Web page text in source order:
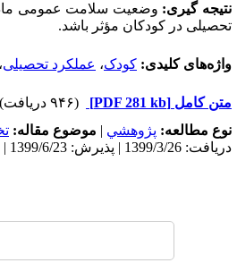
نتیجه­ گیری: وضعیت سلامت عمومی
تحصیلی در کودکان مؤثر باشد.
واژه‌های کلیدی: کودک، عملکرد تحصیلی
متن کامل [PDF 281 kb]
(۹۴۶ دریافت)
نوع مطالعه: پژوهشي | موضوع مقاله:
دریافت: 1399/3/26 | پذیرش: 1399/6/23 | انتشار: 1400/7/10